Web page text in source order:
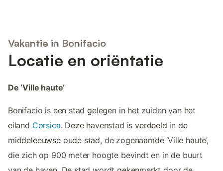
Vakantie in Bonifacio
Locatie en oriëntatie
De ‘Ville haute’
Bonifacio is een stad gelegen in het zuiden van het
eiland Corsica. Deze havenstad is verdeeld in de
middeleeuwse oude stad, de zogenaamde ‘Ville haute’,
die zich op 900 meter hoogte bevindt en in de buurt